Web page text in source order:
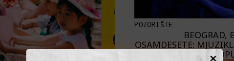
POZORIŠTE
BEOGRAD,
OSAMDESETE: